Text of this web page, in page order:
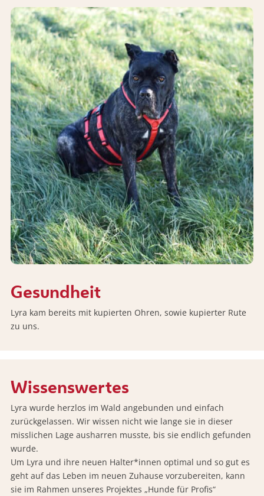
Gesundheit
Lyra kam bereits mit kupierten Ohren, sowie kupierter Rute
zu uns.
Wissenswertes
Lyra wurde herzlos im Wald angebunden und einfach
zurückgelassen. Wir wissen nicht wie lange sie in dieser
misslichen Lage ausharren musste, bis sie endlich gefunden
wurde.
Um Lyra und ihre neuen Halter*innen optimal und so gut es
geht auf das Leben im neuen Zuhause vorzubereiten, kann
sie im Rahmen unseres Projektes „Hunde für Profis“